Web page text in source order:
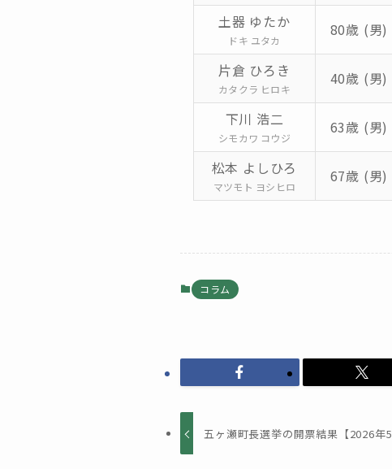
土器 ゆたか
ドキ ユタカ
80歳 (男)
片倉 ひろき
カタクラ ヒロキ
40歳 (男)
下川 浩二
シモカワ コウジ
63歳 (男)
松本 よしひろ
マツモト ヨシヒロ
67歳 (男)
コラム
五ヶ瀬町長選挙の開票結果【2026年